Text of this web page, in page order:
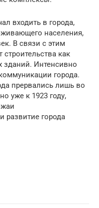
входить в города,
населения,
В связи с этим
как
зданий. Интенсивно
города.
прервались лишь во
уже к 1923 году,
развитие города